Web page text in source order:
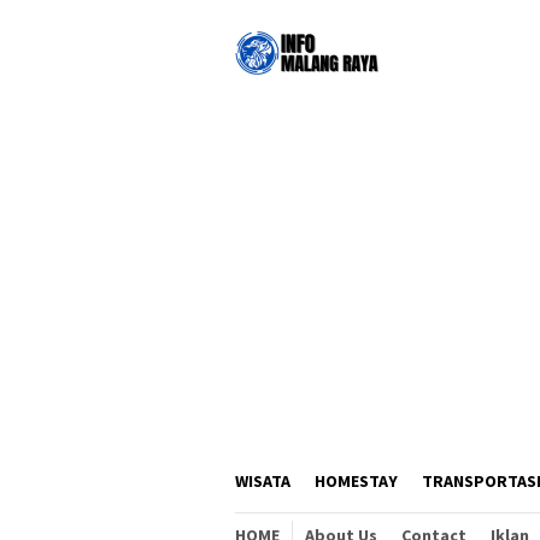
konten
WISATA HOMESTAY TRANSPORTASI
HOME About Us Contact Iklan